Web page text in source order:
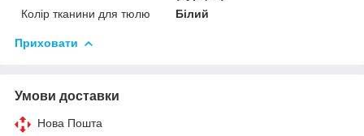
Колір тканини для тюлю
Білий
Приховати
Умови доставки
Нова Пошта